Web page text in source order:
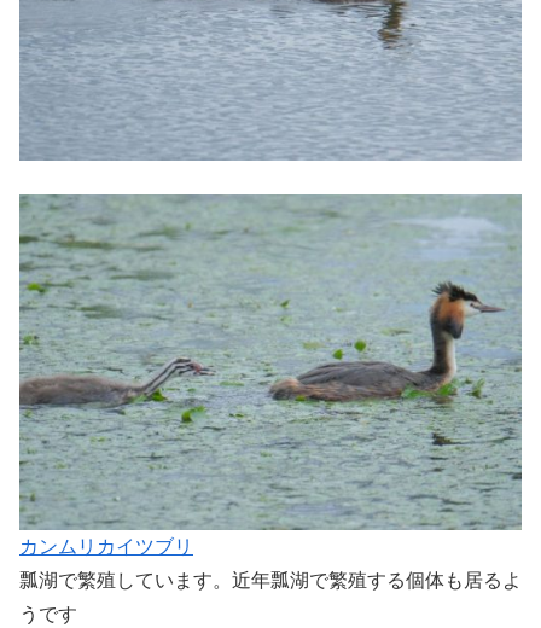
カンムリカイツブリ
瓢湖で繁殖しています。近年瓢湖で繁殖する個体も居るよ
うです